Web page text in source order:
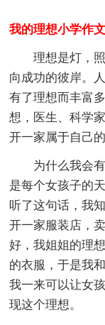
我的理想小学作
理想是灯，
向成功的彼岸。
有了理想而丰富
想，医生、科学
开一家属于自己的
为什么我会
是每个女孩子的
听了这句话，我
开一家服装店，
好，我姐姐的理
的衣服，于是我
我一来可以让女
现这个理想。